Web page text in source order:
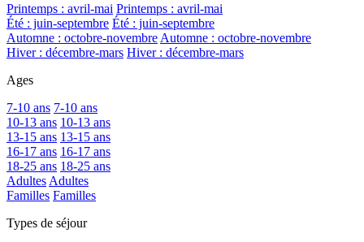
Printemps : avril-mai Printemps : avril-mai
Été : juin-septembre Été : juin-septembre
Automne : octobre-novembre Automne : octobre-novembre
Hiver : décembre-mars Hiver : décembre-mars
Ages
7-10 ans 7-10 ans
10-13 ans 10-13 ans
13-15 ans 13-15 ans
16-17 ans 16-17 ans
18-25 ans 18-25 ans
Adultes Adultes
Familles Familles
Types de séjour